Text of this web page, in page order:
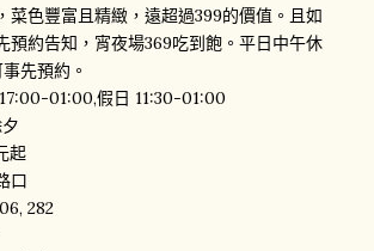
菜色豐富且精緻，遠超過399的價值。且如
預約告知，宵夜場369吃到飽。平日中午休
先預約。
01:00,假日 11:30-01:00
起
口
282